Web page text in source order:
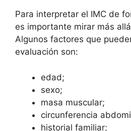
Para interpretar el IMC de
es importante mirar más
Algunos factores que
evaluación son:
edad;
sexo;
masa muscular;
circunferencia
historial familiar;